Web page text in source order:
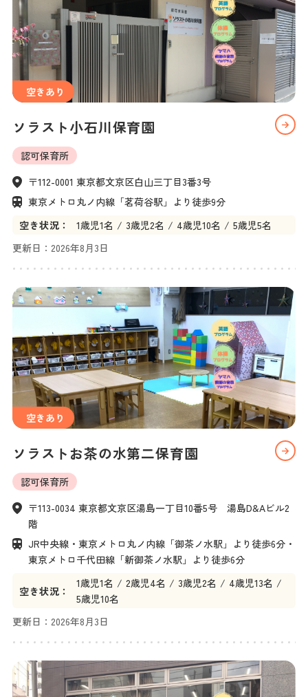
空きあり
ソラスト小石川保育園
認可保育所
〒112-0001 東京都文京区白山三丁目3番3号
東京メトロ丸ノ内線「茗荷谷駅」より徒歩9分
空き状況：
1歳児1名 3歳児2名 4歳児10名 5歳児5名
更新日： 2026年8月3日
空きあり
ソラストお茶の水第二保育園
認可保育所
〒113-0034 東京都文京区湯島一丁目10番5号　湯島D&Aビル2
階
JR中央線・東京メトロ丸ノ内線「御茶ノ水駅」より徒歩6分・
東京メトロ千代田線「新御茶ノ水駅」より徒歩6分
空き状況：
1歳児1名 2歳児4名 3歳児2名 4歳児13名
5歳児10名
更新日： 2026年8月3日